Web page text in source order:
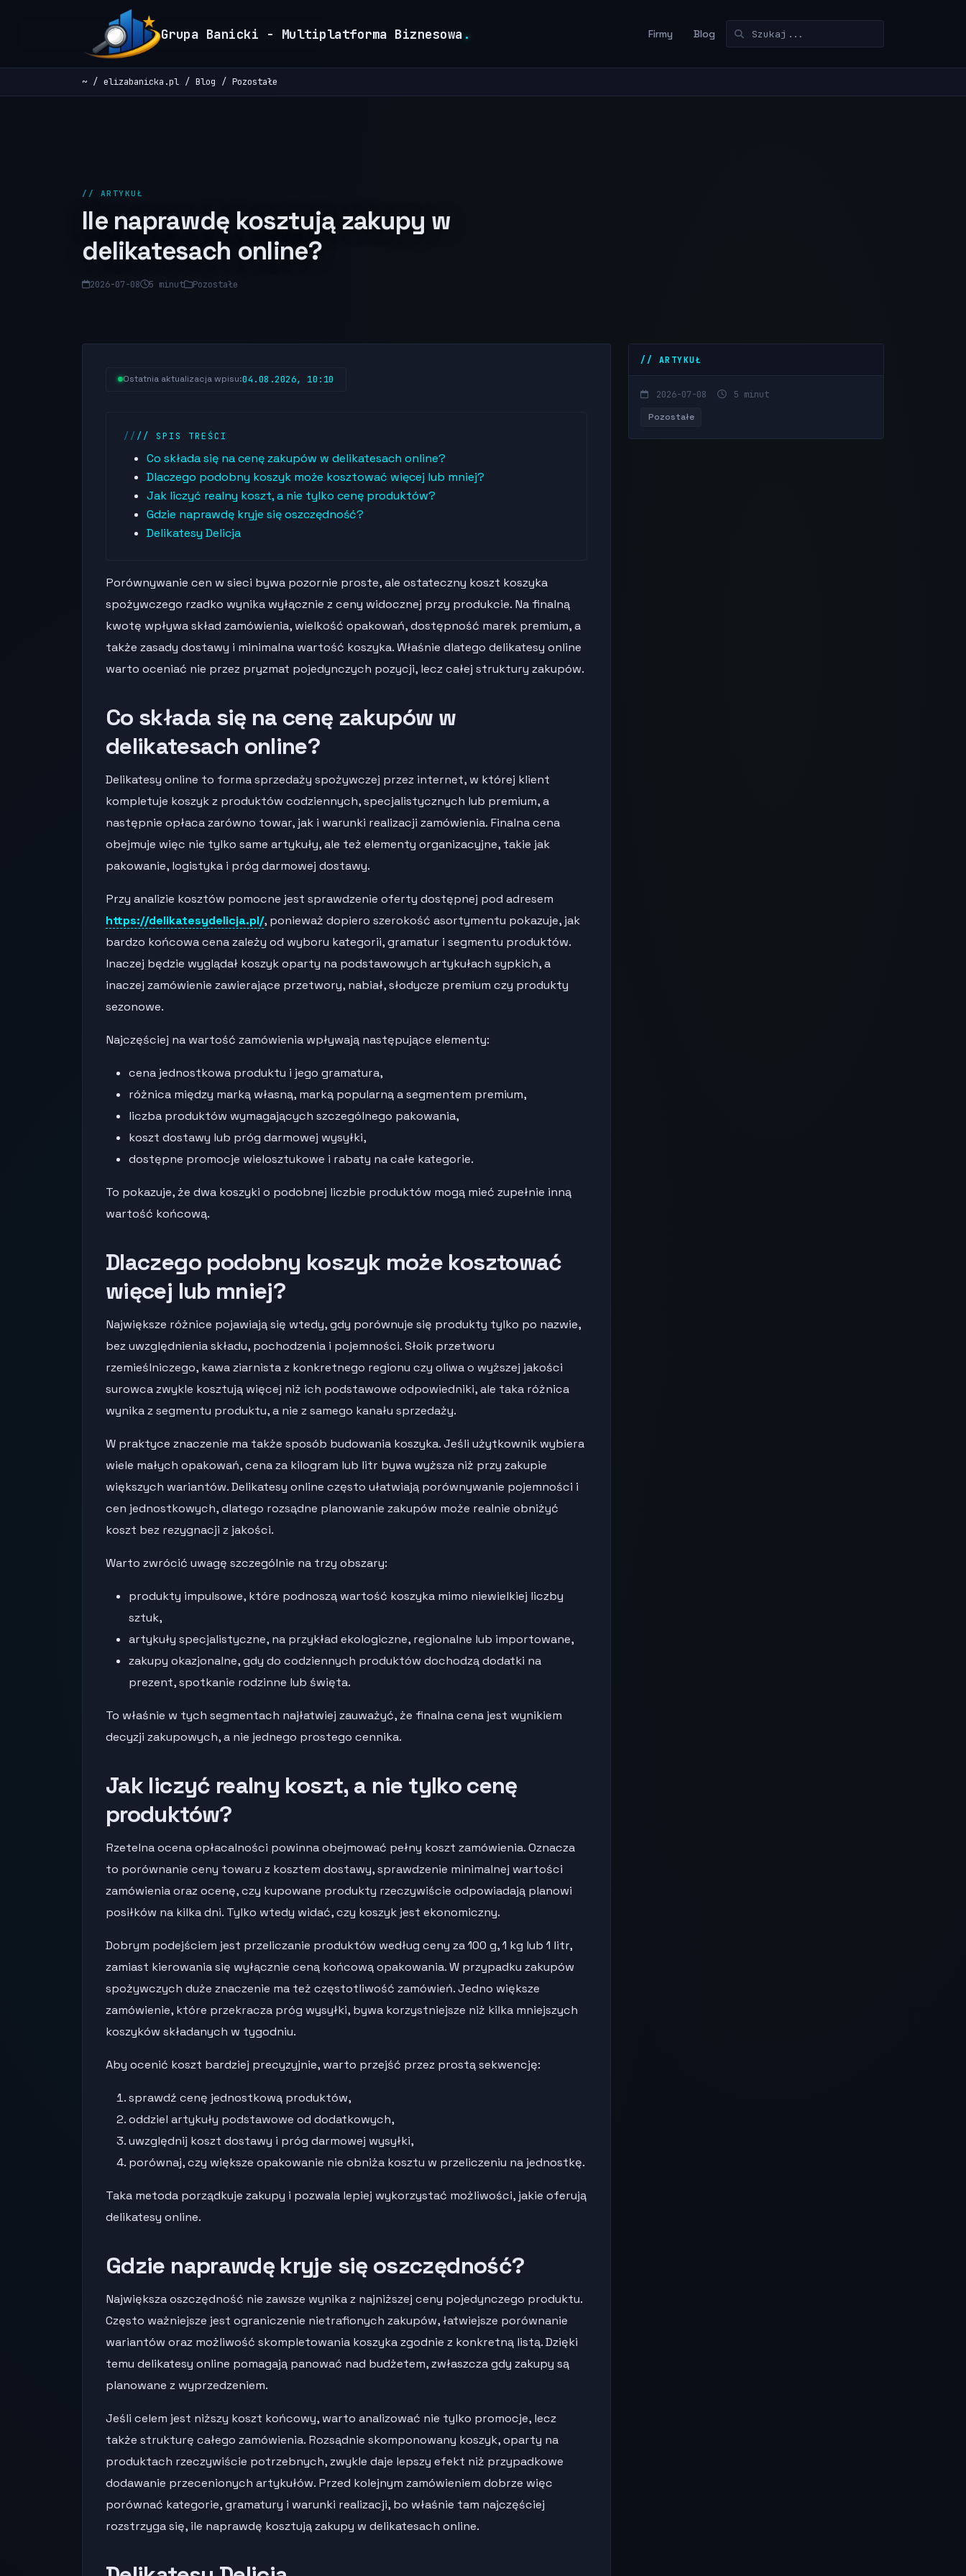
Grupa Banicki - Multiplatforma Biznesowa . Firmy Blog
~ elizabanicka.pl Blog Pozostałe
// ARTYKUŁ
Ile naprawdę kosztują zakupy w
delikatesach online?
2026-07-08 5 minut Pozostałe
Ostatnia aktualizacja wpisu:04.08.2026, 10:10
// SPIS TREŚCI
Co składa się na cenę zakupów w delikatesach online?
Dlaczego podobny koszyk może kosztować więcej lub mniej?
Jak liczyć realny koszt, a nie tylko cenę produktów?
Gdzie naprawdę kryje się oszczędność?
Delikatesy Delicja
Porównywanie cen w sieci bywa pozornie proste, ale ostateczny koszt koszyka
spożywczego rzadko wynika wyłącznie z ceny widocznej przy produkcie. Na finalną
kwotę wpływa skład zamówienia, wielkość opakowań, dostępność marek premium, a
także zasady dostawy i minimalna wartość koszyka. Właśnie dlatego delikatesy online
warto oceniać nie przez pryzmat pojedynczych pozycji, lecz całej struktury zakupów.
Co składa się na cenę zakupów w
delikatesach online?
Delikatesy online to forma sprzedaży spożywczej przez internet, w której klient
kompletuje koszyk z produktów codziennych, specjalistycznych lub premium, a
następnie opłaca zarówno towar, jak i warunki realizacji zamówienia. Finalna cena
obejmuje więc nie tylko same artykuły, ale też elementy organizacyjne, takie jak
pakowanie, logistyka i próg darmowej dostawy.
Przy analizie kosztów pomocne jest sprawdzenie oferty dostępnej pod adresem
https://delikatesydelicja.pl/, ponieważ dopiero szerokość asortymentu pokazuje, jak
bardzo końcowa cena zależy od wyboru kategorii, gramatur i segmentu produktów.
Inaczej będzie wyglądał koszyk oparty na podstawowych artykułach sypkich, a
inaczej zamówienie zawierające przetwory, nabiał, słodycze premium czy produkty
sezonowe.
Najczęściej na wartość zamówienia wpływają następujące elementy:
cena jednostkowa produktu i jego gramatura,
różnica między marką własną, marką popularną a segmentem premium,
liczba produktów wymagających szczególnego pakowania,
koszt dostawy lub próg darmowej wysyłki,
dostępne promocje wielosztukowe i rabaty na całe kategorie.
To pokazuje, że dwa koszyki o podobnej liczbie produktów mogą mieć zupełnie inną
wartość końcową.
Dlaczego podobny koszyk może kosztować
więcej lub mniej?
Największe różnice pojawiają się wtedy, gdy porównuje się produkty tylko po nazwie,
bez uwzględnienia składu, pochodzenia i pojemności. Słoik przetworu
rzemieślniczego, kawa ziarnista z konkretnego regionu czy oliwa o wyższej jakości
surowca zwykle kosztują więcej niż ich podstawowe odpowiedniki, ale taka różnica
wynika z segmentu produktu, a nie z samego kanału sprzedaży.
W praktyce znaczenie ma także sposób budowania koszyka. Jeśli użytkownik wybiera
wiele małych opakowań, cena za kilogram lub litr bywa wyższa niż przy zakupie
większych wariantów. Delikatesy online często ułatwiają porównywanie pojemności i
cen jednostkowych, dlatego rozsądne planowanie zakupów może realnie obniżyć
koszt bez rezygnacji z jakości.
Warto zwrócić uwagę szczególnie na trzy obszary:
produkty impulsowe, które podnoszą wartość koszyka mimo niewielkiej liczby
sztuk,
artykuły specjalistyczne, na przykład ekologiczne, regionalne lub importowane,
zakupy okazjonalne, gdy do codziennych produktów dochodzą dodatki na
prezent, spotkanie rodzinne lub święta.
To właśnie w tych segmentach najłatwiej zauważyć, że finalna cena jest wynikiem
decyzji zakupowych, a nie jednego prostego cennika.
Jak liczyć realny koszt, a nie tylko cenę
produktów?
Rzetelna ocena opłacalności powinna obejmować pełny koszt zamówienia. Oznacza
to porównanie ceny towaru z kosztem dostawy, sprawdzenie minimalnej wartości
zamówienia oraz ocenę, czy kupowane produkty rzeczywiście odpowiadają planowi
posiłków na kilka dni. Tylko wtedy widać, czy koszyk jest ekonomiczny.
Dobrym podejściem jest przeliczanie produktów według ceny za 100 g, 1 kg lub 1 litr,
zamiast kierowania się wyłącznie ceną końcową opakowania. W przypadku zakupów
spożywczych duże znaczenie ma też częstotliwość zamówień. Jedno większe
zamówienie, które przekracza próg wysyłki, bywa korzystniejsze niż kilka mniejszych
koszyków składanych w tygodniu.
Aby ocenić koszt bardziej precyzyjnie, warto przejść przez prostą sekwencję:
sprawdź cenę jednostkową produktów,
oddziel artykuły podstawowe od dodatkowych,
uwzględnij koszt dostawy i próg darmowej wysyłki,
porównaj, czy większe opakowanie nie obniża kosztu w przeliczeniu na jednostkę.
Taka metoda porządkuje zakupy i pozwala lepiej wykorzystać możliwości, jakie oferują
delikatesy online.
Gdzie naprawdę kryje się oszczędność?
Największa oszczędność nie zawsze wynika z najniższej ceny pojedynczego produktu.
Często ważniejsze jest ograniczenie nietrafionych zakupów, łatwiejsze porównanie
wariantów oraz możliwość skompletowania koszyka zgodnie z konkretną listą. Dzięki
temu delikatesy online pomagają panować nad budżetem, zwłaszcza gdy zakupy są
planowane z wyprzedzeniem.
Jeśli celem jest niższy koszt końcowy, warto analizować nie tylko promocje, lecz
także strukturę całego zamówienia. Rozsądnie skomponowany koszyk, oparty na
produktach rzeczywiście potrzebnych, zwykle daje lepszy efekt niż przypadkowe
dodawanie przecenionych artykułów. Przed kolejnym zamówieniem dobrze więc
porównać kategorie, gramatury i warunki realizacji, bo właśnie tam najczęściej
rozstrzyga się, ile naprawdę kosztują zakupy w delikatesach online.
// ARTYKUŁ
2026-07-08 5 minut
Pozostałe